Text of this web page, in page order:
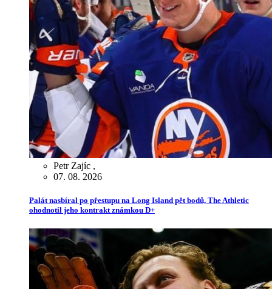
Petr Zajíc ,
07. 08. 2026
Palát nasbíral po přestupu na Long Island pět bodů, The Athletic
ohodnotil jeho kontrakt známkou D+